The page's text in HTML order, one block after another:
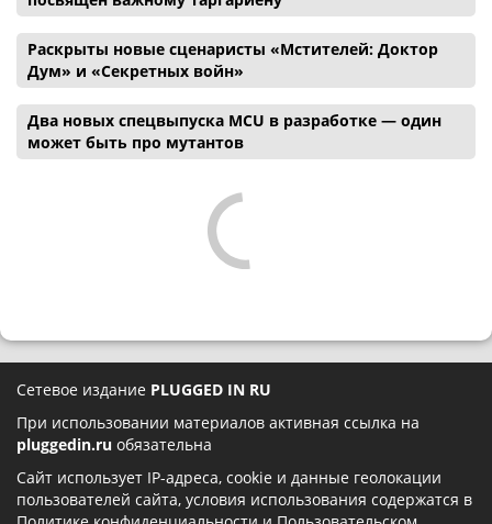
Раскрыты новые сценаристы «Мстителей: Доктор
Дум» и «Секретных войн»
Два новых спецвыпуска MCU в разработке — один
может быть про мутантов
Сетевое издание PLUGGED IN RU
При использовании материалов активная ссылка на
pluggedin.ru обязательна
Сайт использует IP-адреса, cookie и данные геолокации
пользователей сайта, условия использования содержатся в